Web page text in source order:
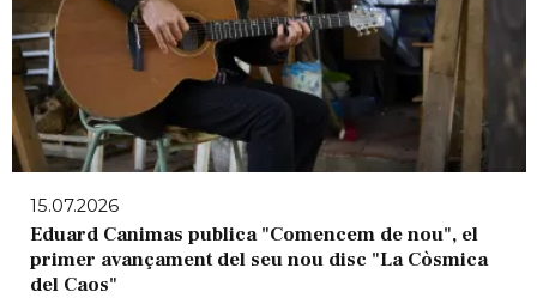
15.07.2026
Eduard Canimas publica "Comencem de nou", el
primer avançament del seu nou disc "La Còsmica
del Caos"